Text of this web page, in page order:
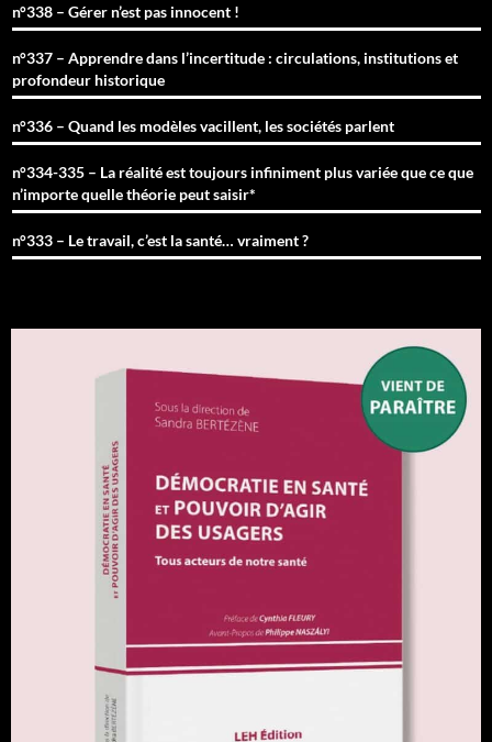
n°338 – Gérer n’est pas innocent !
n°337 – Apprendre dans l’incertitude : circulations, institutions et
profondeur historique
n°336 – Quand les modèles vacillent, les sociétés parlent
n°334-335 – La réalité est toujours infiniment plus variée que ce que
n’importe quelle théorie peut saisir*
n°333 – Le travail, c’est la santé… vraiment ?